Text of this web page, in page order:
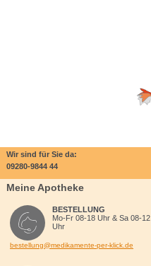
Wir sind für Sie da:
09280-9844 44
Meine Apotheke
BESTELLUNG
Mo-Fr 08-18 Uhr & Sa 08-12
Uhr
bestellung@medikamente-per-klick.de